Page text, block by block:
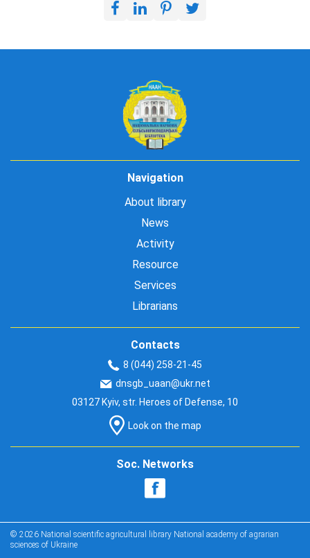
Navigation
About library
News
Activity
Resource
Services
Librarians
Contacts
8 (044) 258-21-45
dnsgb_uaan@ukr.net
03127 Kyiv, str. Heroes of Defense, 10
Look on the map
Soc. Networks
© 2026 National scientific agricultural library National academy of agrarian
sciences of Ukraine